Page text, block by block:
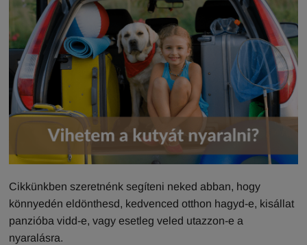
Cikkünkben szeretnénk segíteni neked abban, hogy
könnyedén eldönthesd, kedvenced otthon hagyd-e, kisállat
panzióba vidd-e, vagy esetleg veled utazzon-e a
nyaralásra.